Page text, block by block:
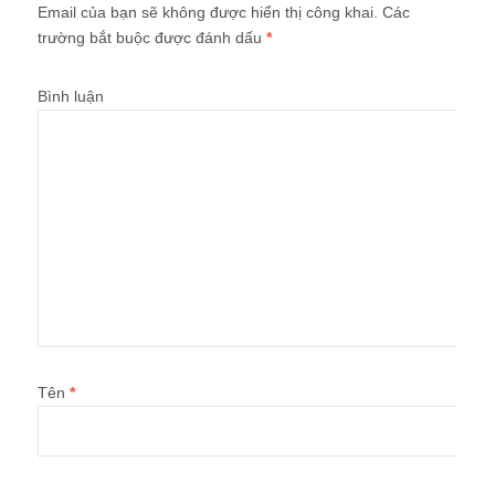
Email của bạn sẽ không được hiển thị công khai. Các
trường bắt buộc được đánh dấu *
Bình luận
Tên *